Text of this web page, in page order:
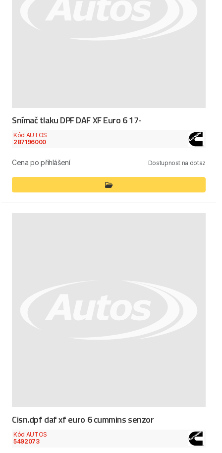
Snímač tlaku DPF DAF XF Euro 6 17-
Kód AUTOS
287196000
Cena po přihlášení Dostupnost na dotaz
Cisn.dpf daf xf euro 6 cummins senzor
Kód AUTOS
5492073